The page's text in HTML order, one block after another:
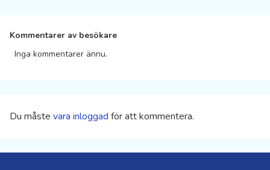
Kommentarer av besökare
Inga kommentarer ännu.
Du måste vara inloggad för att kommentera.